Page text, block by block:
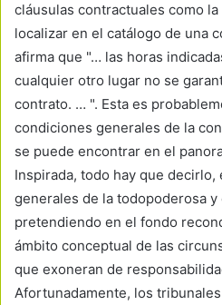
cláusulas contractuales como
localizar en el catálogo de una
afirma que "… las horas
cualquier otro lugar no se
contrato. … ". Esta es
condiciones generales de la
se puede encontrar en el
Inspirada, todo hay que decirlo,
generales de la todopoderosa
pretendiendo en el fondo
ámbito conceptual de las
que exoneran de
Afortunadamente, los